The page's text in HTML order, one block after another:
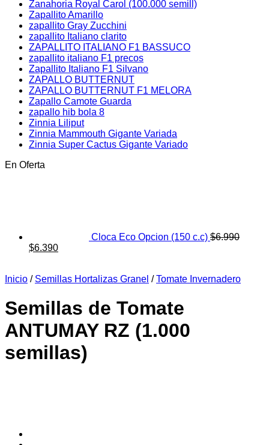
Zanahoria Royal Carol (100.000 semill)
Zapallito Amarillo
zapallito Gray Zucchini
zapallito Italiano clarito
ZAPALLITO ITALIANO F1 BASSUCO
zapallito italiano F1 precos
Zapallito Italiano F1 Silvano
ZAPALLO BUTTERNUT
ZAPALLO BUTTERNUT F1 MELORA
Zapallo Camote Guarda
zapallo hib bola 8
Zinnia Liliput
Zinnia Mammouth Gigante Variada
Zinnia Super Cactus Gigante Variado
En Oferta
Cloca Eco Opcion (150 c.c) $6.990
El
era:
$6.390El
es:
Inicio / Semillas Hortalizas Granel / Tomate Invernadero
Semillas de Tomate
ANTUMAY RZ (1.000
semillas)